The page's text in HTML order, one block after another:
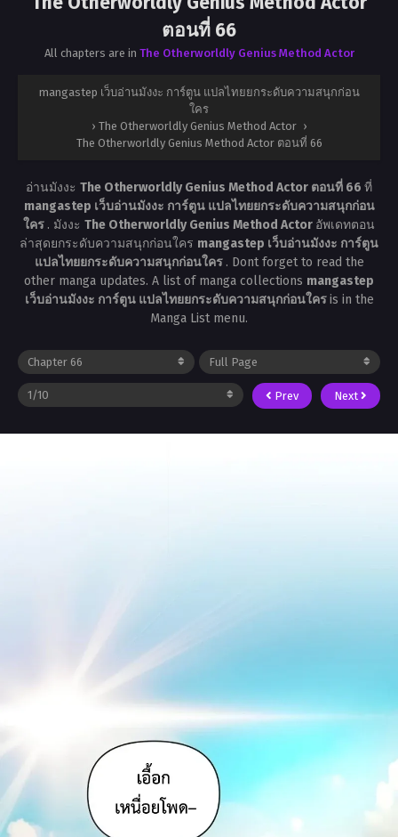
ตอนที่ 66
All chapters are in The Otherworldly Genius Method Actor
mangastep เว็บอ่านมังงะ การ์ตูน แปลไทยยกระดับความสนุกก่อน
ใคร
› The Otherworldly Genius Method Actor ›
The Otherworldly Genius Method Actor ตอนที่ 66
อ่านมังงะ The Otherworldly Genius Method Actor ตอนที่ 66 ที่
mangastep เว็บอ่านมังงะ การ์ตูน แปลไทยยกระดับความสนุกก่อน
ใคร . มังงะ The Otherworldly Genius Method Actor อัพเดทตอน
ล่าสุดยกระดับความสนุกก่อนใคร mangastep เว็บอ่านมังงะ การ์ตูน
แปลไทยยกระดับความสนุกก่อนใคร . Dont forget to read the
other manga updates. A list of manga collections mangastep
เว็บอ่านมังงะ การ์ตูน แปลไทยยกระดับความสนุกก่อนใครis in the
Manga List menu.
Prev Next